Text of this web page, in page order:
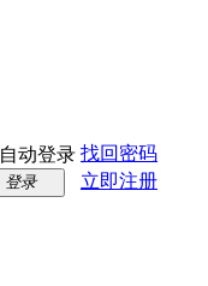
自动登录 找回密码
登录
立即注册